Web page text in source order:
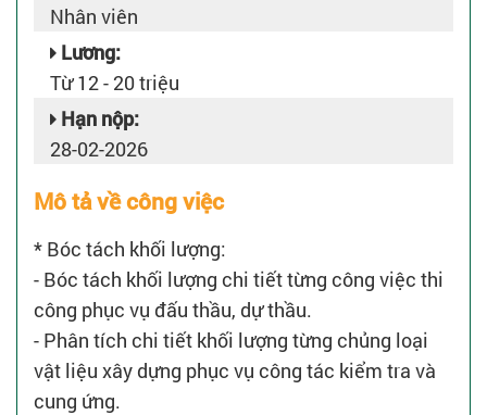
Nhân viên
Lương:
Từ 12 - 20 triệu
Hạn nộp:
28-02-2026
Mô tả về công việc
* Bóc tách khối lượng:
- Bóc tách khối lượng chi tiết từng công việc thi
công phục vụ đấu thầu, dự thầu.
- Phân tích chi tiết khối lượng từng chủng loại
vật liệu xây dựng phục vụ công tác kiểm tra và
cung ứng.